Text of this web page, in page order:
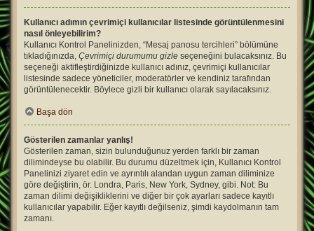
Kullanıcı adımın çevrimiçi kullanıcılar listesinde görüntülenmesini
nasıl önleyebilirim?
Kullanıcı Kontrol Panelinizden, “Mesaj panosu tercihleri” bölümüne
tıkladığınızda, Çevrimiçi durumumu gizle seçeneğini bulacaksınız. Bu
seçeneği aktifleştirdiğinizde kullanıcı adınız, çevrimiçi kullanıcılar
listesinde sadece yöneticiler, moderatörler ve kendiniz tarafından
görüntülenecektir. Böylece gizli bir kullanıcı olarak sayılacaksınız.
Başa dön
Gösterilen zamanlar yanlış!
Gösterilen zaman, sizin bulunduğunuz yerden farklı bir zaman
dilimindeyse bu olabilir. Bu durumu düzeltmek için, Kullanıcı Kontrol
Panelinizi ziyaret edin ve ayrıntılı alandan uygun zaman diliminize
göre değiştirin, ör. Londra, Paris, New York, Sydney, gibi. Not: Bu
zaman dilimi değişikliklerini ve diğer bir çok ayarları sadece kayıtlı
kullanıcılar yapabilir. Eğer kayıtlı değilseniz, şimdi kaydolmanın tam
zamanı.